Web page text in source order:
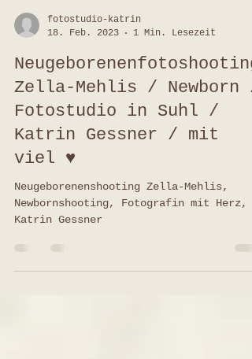
fotostudio-katrin
18. Feb. 2023
1 Min. Lesezeit
Neugeborenenfotoshooting
Zella-Mehlis / Newborn /
Fotostudio in Suhl /
Katrin Gessner / mit
viel ♥
Newbornshooting, Fotografin mit Herz,